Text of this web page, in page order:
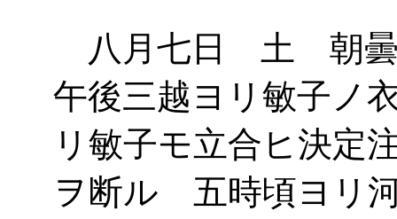
八月七日 土 朝
午後三越ヨリ敏子ノ
リ敏子モ立合ヒ決
ヲ断ル 五時頃ヨリ